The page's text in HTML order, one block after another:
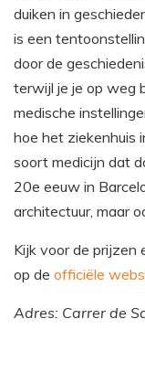
duiken in
is een
door de
terwijl je je op weg
medische
hoe het ziekenhuis
soort medicijn dat
20e eeuw in
architectuur, maar
Kijk voor de prijzen
op de officiële
Adres: Carrer de